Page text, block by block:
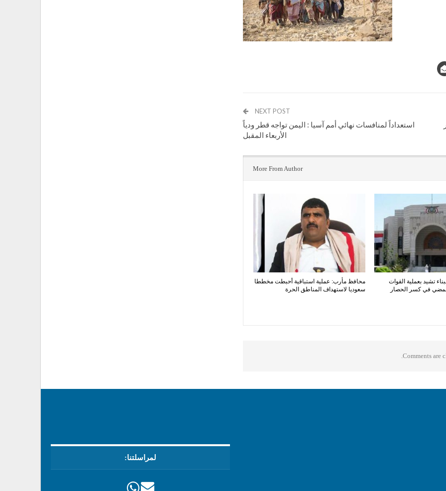
NEXT POST
استعداداً لمنافسات نهائي أمم آسيا : اليمن تواجه قطر ودياً
الأربعاء المقبل
More From Author
تشيد بعملية القوات
في كسر الحصار
محافظ مأرب: عملية استباقية أحبطت مخططا
سعوديا لاستهداف المناطق الحرة
Comments are
لمراسلتنا: